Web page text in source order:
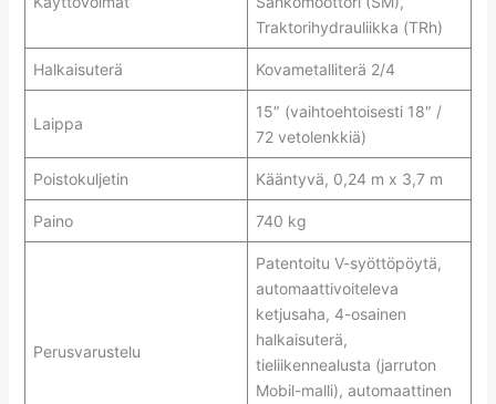
Traktorihydrauliikka (TRh)
Halkaisuterä Kovametalliterä 2/4
Laippa
15″ (vaihtoehtoisesti 18″ /
72 vetolenkkiä)
Poistokuljetin Kääntyvä, 0,24 m x 3,7 m
Paino 740 kg
Perusvarustelu
Patentoitu V-syöttöpöytä,
automaattivoiteleva
ketjusaha, 4-osainen
halkaisuterä,
tieliikennealusta (jarruton
Mobil-malli), automaattinen